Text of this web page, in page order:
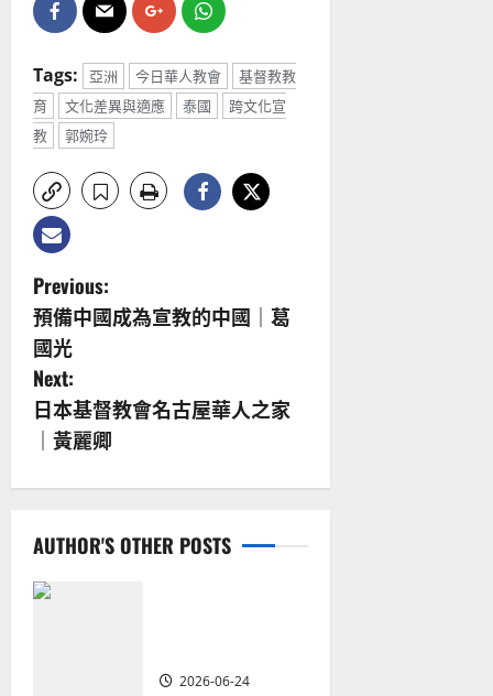
Tags: 亞洲 今日華人教會
基督教教
育
文化差異與適應 泰國
跨文化宣
教
郭婉玲
P
o
s
t
n
v
i
Previous:
預備中國成為宣教的中國｜葛
國光
Next:
日本基督教會名古屋華人之家
｜黃麗卿
AUTHOR'S OTHER POSTS
2026-06-24